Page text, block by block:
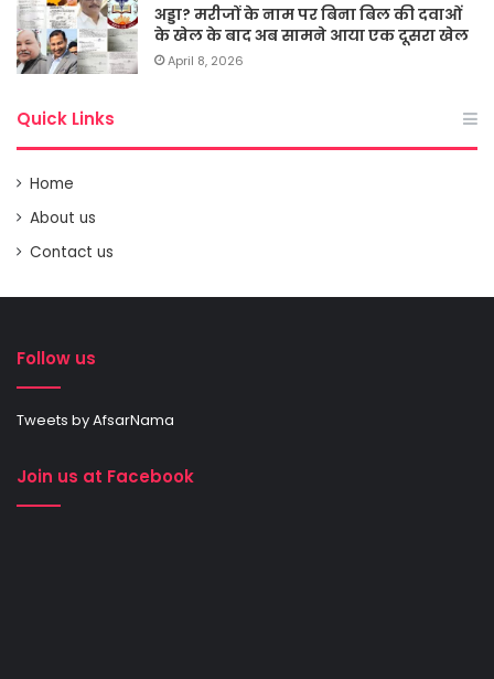
अड्डा? मरीजों के नाम पर बिना बिल की दवाओं
के खेल के बाद अब सामने आया एक दूसरा खेल
April 8, 2026
Quick Links
Home
About us
Contact us
Follow us
Tweets by AfsarNama
Join us at Facebook